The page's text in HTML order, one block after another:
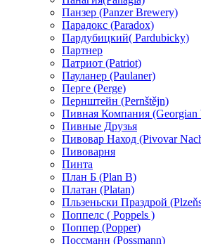
Панзер (Panzer Brewery)
Парадокс (Paradox)
Пардубицкий( Pardubicky)
Партнер
Патриот (Patriot)
Пауланер (Paulaner)
Перге (Perge)
Пернштейн (Pernštějn)
Пивная Компания (Georgian
Пивные Друзья
Пивовар Наход (Pivovar
Пивоварня
Пинта
План Б (Plan B)
Платан (Platan)
Пльзеньски Праздрой
Поппелс ( Poppels )
Поппер (Popper)
Поссманн (Possmann)